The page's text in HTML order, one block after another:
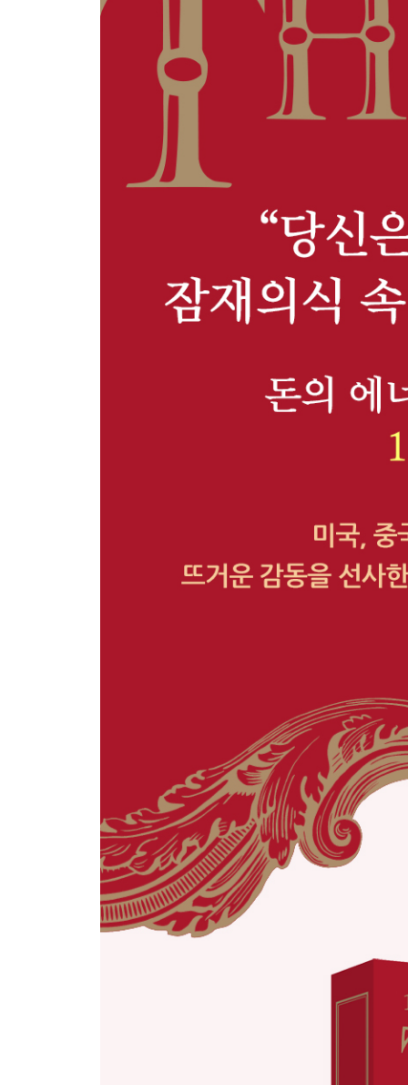
Law 13 저축하는 습관이 곧 자제력이다
Law 14 열심히 한 당신, 최고를 즐겨라
Law 15 마스터마인드 그룹의 파워-함께 더 멀리
Law 16 행복한 부자들은 배움을 멈추지 않는다
Law 17 보상에 상관없이 대체 불가능한 사람이 되